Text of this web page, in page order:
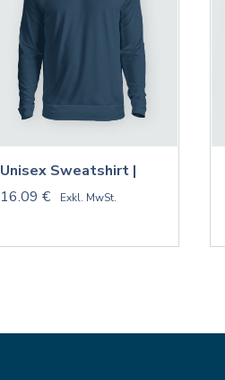
Unisex Sweatshirt |
16.09 €
Exkl. MwSt.